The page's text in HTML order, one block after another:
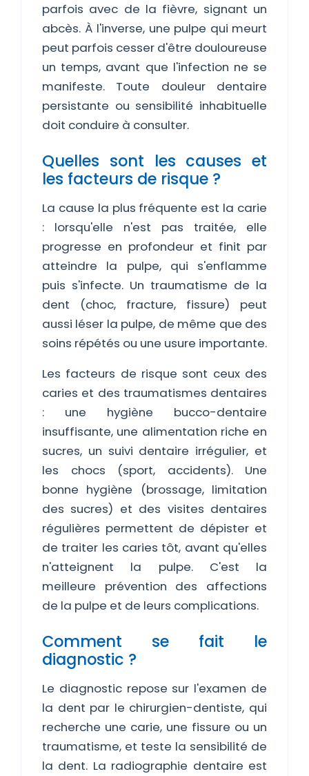
parfois avec de la fièvre, signant un
abcès. À l'inverse, une pulpe qui meurt
peut parfois cesser d'être douloureuse
un temps, avant que l'infection ne se
manifeste. Toute douleur dentaire
persistante ou sensibilité inhabituelle
doit conduire à consulter.
Quelles sont les causes et
les facteurs de risque ?
La cause la plus fréquente est la carie
: lorsqu'elle n'est pas traitée, elle
progresse en profondeur et finit par
atteindre la pulpe, qui s'enflamme
puis s'infecte. Un traumatisme de la
dent (choc, fracture, fissure) peut
aussi léser la pulpe, de même que des
soins répétés ou une usure importante.
Les facteurs de risque sont ceux des
caries et des traumatismes dentaires
: une hygiène bucco-dentaire
insuffisante, une alimentation riche en
sucres, un suivi dentaire irrégulier, et
les chocs (sport, accidents). Une
bonne hygiène (brossage, limitation
des sucres) et des visites dentaires
régulières permettent de dépister et
de traiter les caries tôt, avant qu'elles
n'atteignent la pulpe. C'est la
meilleure prévention des affections
de la pulpe et de leurs complications.
Comment se fait le
diagnostic ?
Le diagnostic repose sur l'examen de
la dent par le chirurgien-dentiste, qui
recherche une carie, une fissure ou un
traumatisme, et teste la sensibilité de
la dent. La radiographie dentaire est